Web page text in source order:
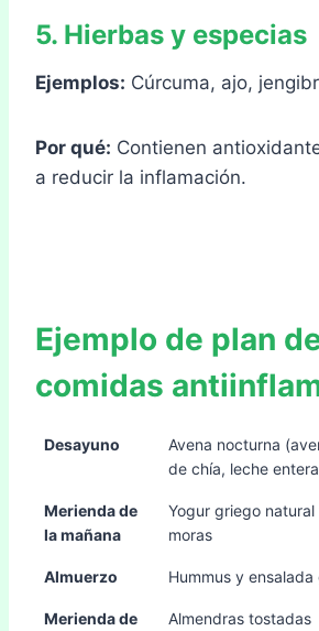
5. Hierbas y especias
Ejemplos: Cúrcuma, ajo,
Por qué: Contienen
a reducir la inflamación.
Ejemplo de plan
comidas
Desayuno
Avena nocturna
de chía, leche
Merienda de
la mañana
Yogur griego
moras
Almuerzo Hummus y ensalada
Merienda de
Almendras tostadas